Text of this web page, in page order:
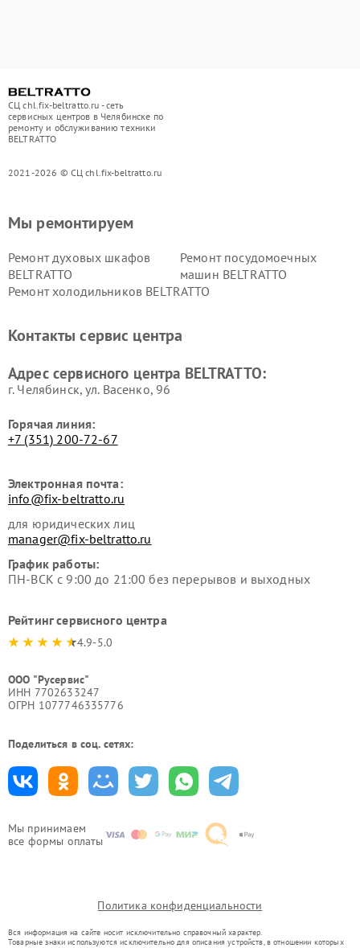
СЦ chl.fix-beltratto.ru - сеть
сервисных центров в Челябинске по
ремонту и обслуживанию техники
BELTRATTO
2021-2026 © СЦ chl.fix-beltratto.ru
Мы принимаем
все формы оплаты
Мы ремонтируем
Ремонт духовых шкафов
BELTRATTO
Ремонт посудомоечных
машин BELTRATTO
Ремонт холодильников BELTRATTO
Контакты сервис центра
Адрес сервисного центра BELTRATTO:
г. Челябинск, ул. Васенко, 96
Горячая линия:
+7 (351) 200-72-67
Электронная почта:
info@fix-beltratto.ru
для юридических лиц
manager@fix-beltratto.ru
График работы:
ПН-ВСК с 9:00 до 21:00 без перерывов и выходных
Рейтинг сервисного центра
4.9-5.0
ООО "Русервис"
ИНН 7702633247
ОГРН 1077746335776
Поделиться в соц. сетях:
Политика конфиденциальности
Вся информация на сайте носит исключительно справочный характер.
Товарные знаки используются исключительно для описания устройств, в отношении которых